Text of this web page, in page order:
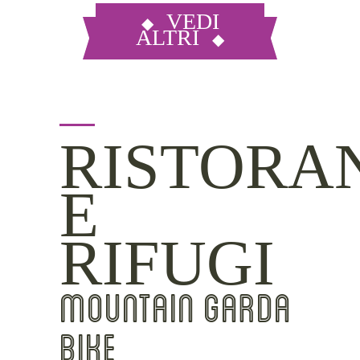
VEDI
ALTRI
E
RIFUGI
MOUNTAIN GARDA
BIKE